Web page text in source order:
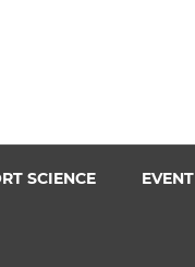
SCIENCE EVENT